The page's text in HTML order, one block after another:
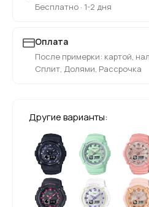
Бесплатно · 1-2 дня
Оплата
После примерки: картой,
Сплит, Долями, Рассрочка
Другие варианты: